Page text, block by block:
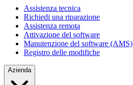
Assistenza tecnica
Richiedi una riparazione
Assistenza remota
Attivazione del software
Manutenzione del software (AMS)
Registro delle modifiche
Azienda